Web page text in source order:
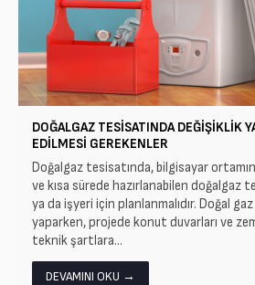
DOĞALGAZ TESISATINDA DEĞIŞIKLIK
EDILMESI GEREKENLER
Doğalgaz tesisatında, bilgisayar
ve kısa sürede hazırlanabilen doğalgaz
ya da işyeri için planlanmalıdır. Doğal
yaparken, projede konut duvarları ve
teknik şartlara...
DEVAMINI OKU →